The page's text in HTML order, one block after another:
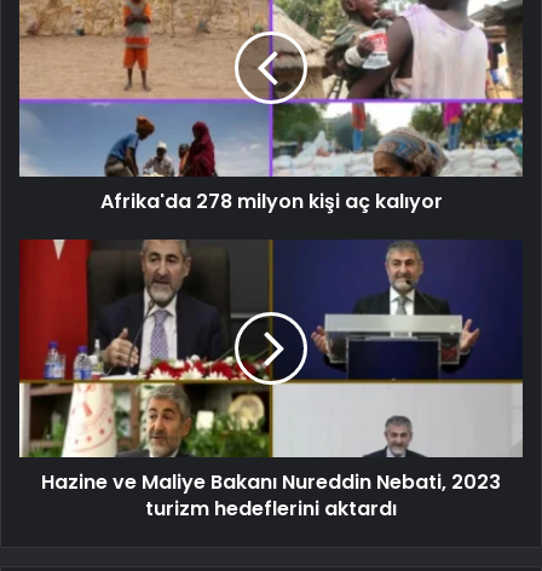
Afrika'da 278 milyon kişi aç kalıyor
Hazine ve Maliye Bakanı Nureddin Nebati, 2023
turizm hedeflerini aktardı